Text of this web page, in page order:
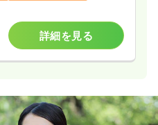
詳細を見る